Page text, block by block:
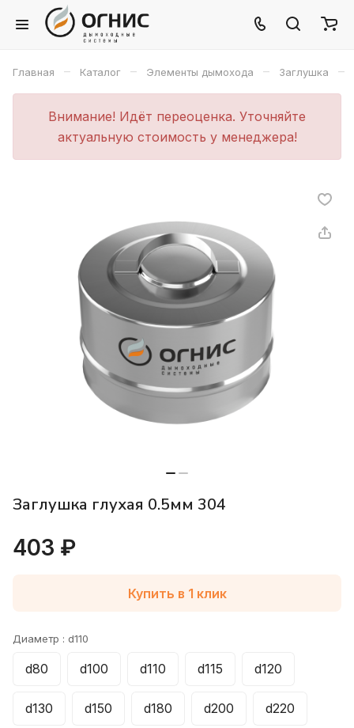
Главная – Каталог – Элементы дымохода – Заглушка –
Внимание! Идёт переоценка. Уточняйте
актуальную стоимость у менеджера!
Заглушка глухая 0.5мм 304
403 ₽
Купить в 1 клик
Диаметр : d110
d80 d100 d110 d115 d120
d130 d150 d180 d200 d220